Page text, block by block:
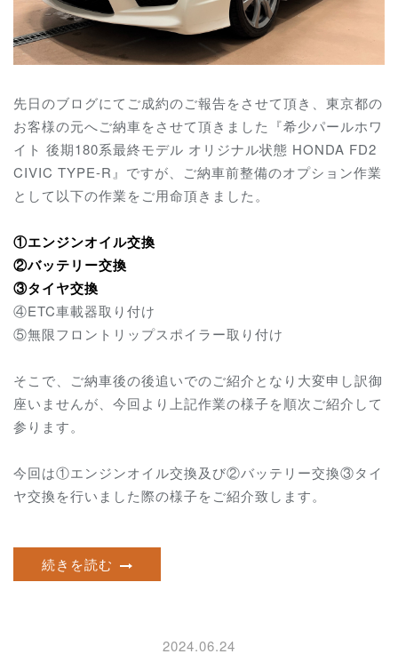
先日のブログにてご成約のご報告をさせて頂き、東京都の
お客様の元へご納車をさせて頂きました『希少パールホワ
イト 後期180系最終モデル オリジナル状態 HONDA FD2
CIVIC TYPE-R』ですが、ご納車前整備のオプション作業
として以下の作業をご用命頂きました。
①エンジンオイル交換
②バッテリー交換
③タイヤ交換
④ETC車載器取り付け
⑤無限フロントリップスポイラー取り付け
そこで、ご納車後の後追いでのご紹介となり大変申し訳御
座いませんが、今回より上記作業の様子を順次ご紹介して
参ります。
今回は①エンジンオイル交換及び②バッテリー交換③タイ
ヤ交換を行いました際の様子をご紹介致します。
続きを読む
2024.06.24